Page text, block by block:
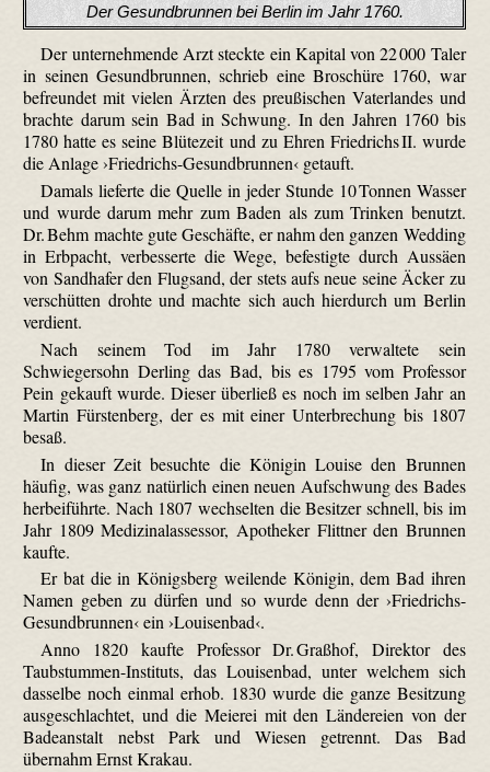
Der Gesundbrunnen bei Berlin im Jahr 1760.
Der unternehmende Arzt steckte ein Kapital von 22 000 Taler
in seinen Gesundbrunnen, schrieb eine Broschüre 1760, war
befreundet mit vielen Ärzten des preußischen Vaterlandes und
brachte darum sein Bad in Schwung. In den Jahren 1760 bis
1780 hatte es seine Blütezeit und zu Ehren Friedrichs II. wurde
die Anlage ›Friedrichs-Gesundbrunnen‹ getauft.
Damals lieferte die Quelle in jeder Stunde 10 Tonnen Wasser
und wurde darum mehr zum Baden als zum Trinken benutzt.
Dr. Behm machte gute Geschäfte, er nahm den ganzen Wedding
in Erbpacht, verbesserte die Wege, befestigte durch Aussäen
von Sandhafer den Flugsand, der stets aufs neue seine Äcker zu
verschütten drohte und machte sich auch hierdurch um Berlin
verdient.
Nach seinem Tod im Jahr 1780 verwaltete sein
Schwiegersohn Derling das Bad, bis es 1795 vom Professor
Pein gekauft wurde. Dieser überließ es noch im selben Jahr an
Martin Fürstenberg, der es mit einer Unterbrechung bis 1807
besaß.
In dieser Zeit besuchte die Königin Louise den Brunnen
häufig, was ganz natürlich einen neuen Aufschwung des Bades
herbeiführte. Nach 1807 wechselten die Besitzer schnell, bis im
Jahr 1809 Medizinalassessor, Apotheker Flittner den Brunnen
kaufte.
Er bat die in Königsberg weilende Königin, dem Bad ihren
Namen geben zu dürfen und so wurde denn der ›Friedrichs-
Gesundbrunnen‹ ein ›Louisenbad‹.
Anno 1820 kaufte Professor Dr. Graßhof, Direktor des
Taubstummen-Instituts, das Louisenbad, unter welchem sich
dasselbe noch einmal erhob. 1830 wurde die ganze Besitzung
ausgeschlachtet, und die Meierei mit den Ländereien von der
Badeanstalt nebst Park und Wiesen getrennt. Das Bad
übernahm Ernst Krakau.